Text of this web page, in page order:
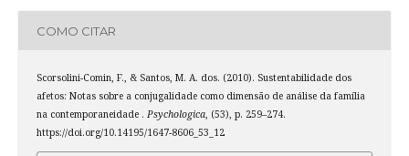
COMO CITAR
Scorsolini-Comin, F., & Santos, M. A. dos. (2010). Sustentabilidade dos
afetos: Notas sobre a conjugalidade como dimensão de análise da família
na contemporaneidade . Psychologica, (53), p. 259–274.
https://doi.org/10.14195/1647-8606_53_12